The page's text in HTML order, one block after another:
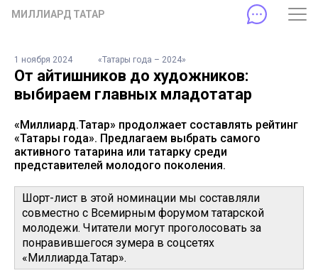
МИЛЛИАРД ТАТАР
1 ноября 2024 «Татары года – 2024»
От айтишников до художников:
выбираем главных младотатар
«Миллиард.Татар» продолжает составлять рейтинг
«Татары года». Предлагаем выбрать самого
активного татарина или татарку среди
представителей молодого поколения.
Шорт-лист в этой номинации мы составляли
совместно с Всемирным форумом татарской
молодежи. Читатели могут проголосовать за
понравившегося зумера в соцсетях
«Миллиарда.Татар».